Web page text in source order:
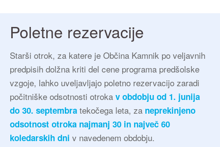
Poletne rezervacije
Starši otrok, za katere je Občina Kamnik po veljavnih
predpisih dolžna kriti del cene programa predšolske
vzgoje, lahko uveljavljajo poletno rezervacijo zaradi
počitniške odsotnosti otroka v obdobju od 1. junija
do 30. septembra tekočega leta, za neprekinjeno
odsotnost otroka najmanj 30 in največ 60
koledarskih dni v navedenem obdobju.